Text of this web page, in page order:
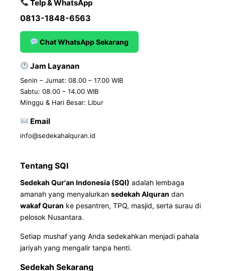
Telp & WhatsApp
0813-1848-6563
Chat WhatsApp Sekarang
Jam Layanan
Senin – Jumat: 08.00 – 17.00 WIB
Sabtu: 08.00 – 14.00 WIB
Minggu & Hari Besar: Libur
Email
info@sedekahalquran.id
Tentang SQI
Sedekah Qur'an Indonesia (SQI) adalah lembaga
amanah yang menyalurkan sedekah Alquran dan
wakaf Quran ke pesantren, TPQ, masjid, serta surau di
pelosok Nusantara.
Setiap mushaf yang Anda sedekahkan menjadi pahala
jariyah yang mengalir tanpa henti.
Sedekah Sekarang